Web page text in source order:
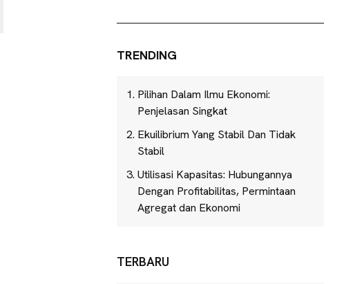
TRENDING
Pilihan Dalam Ilmu Ekonomi:
Penjelasan Singkat
Ekuilibrium Yang Stabil Dan Tidak
Stabil
Utilisasi Kapasitas: Hubungannya
Dengan Profitabilitas, Permintaan
Agregat dan Ekonomi
TERBARU